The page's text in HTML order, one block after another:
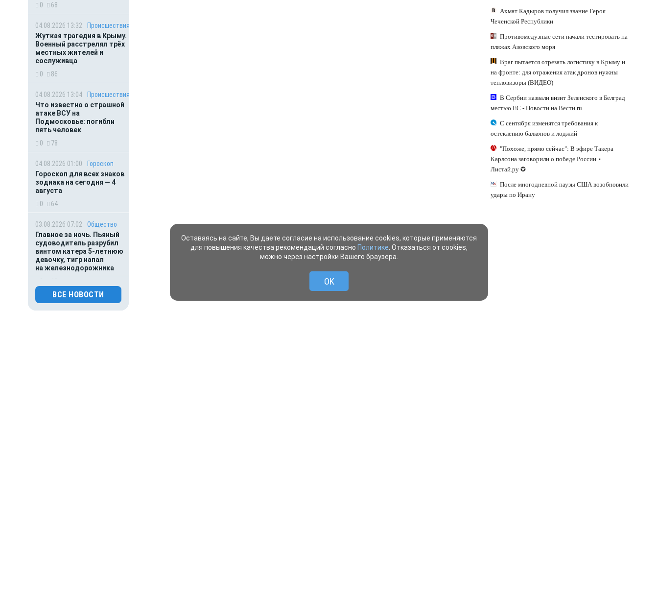
0
68
04.08.2026 13:32
Происшествия
Жуткая трагедия в Крыму.
Военный расстрелял трёх
местных жителей и
сослуживца
0
86
04.08.2026 13:04
Происшествия
Что известно о страшной
атаке ВСУ на
Подмосковье: погибли
пять человек
0
78
04.08.2026 01:00
Гороскоп
Гороскоп для всех знаков
зодиака на сегодня — 4
августа
0
64
03.08.2026 07:02
Общество
Главное за ночь. Пьяный
судоводитель разрубил
винтом катера 5-летнюю
девочку, тигр напал
на железнодорожника
03.08.2026 01:00
Гороскоп
Гороскоп для всех знаков
ВСЕ НОВОСТИ
Ахмат Кадыров получил звание Героя
Чеченской Республики
Противомедузные сети начали тестировать на
пляжах Азовского моря
Враг пытается отрезать логистику в Крыму и
на фронте: для отражения атак дронов нужны
тепловизоры (ВИДЕО)
В Сербии назвали визит Зеленского в Белград
местью ЕС - Новости на Вести.ru
С сентября изменятся требования к
остеклению балконов и лоджий
"Похоже, прямо сейчас": В эфире Такера
Карлсона заговорили о победе России ⋆
Листай.ру ✪
После многодневной паузы США возобновили
удары по Ирану
Оставаясь на сайте, Вы даете согласие на использование cookies, которые применяются
для повышения качества рекомендаций согласно Политике . Отказаться от cookies,
можно через настройки Вашего браузера.
OK